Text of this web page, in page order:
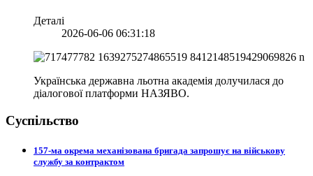
Деталі
2026-06-06 06:31:18
Українська державна льотна академія долучилася до
діалогової платформи НАЗЯВО.
Суспільство
157-ма окрема механізована бригада запрошує на військову
службу за контрактом